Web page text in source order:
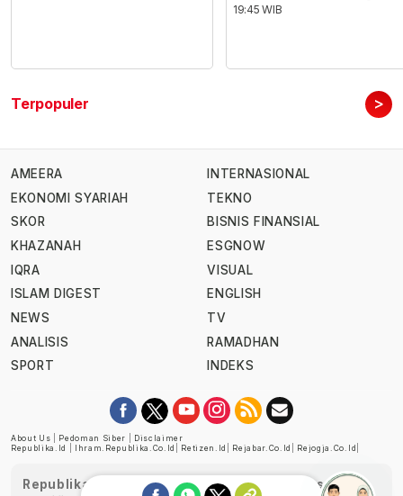
19:45 WIB
Terpopuler >
AMEERA
EKONOMI SYARIAH
SKOR
KHAZANAH
IQRA
ISLAM DIGEST
NEWS
ANALISIS
SPORT
INTERNASIONAL
TEKNO
BISNIS FINANSIAL
ESGNOW
VISUAL
ENGLISH
TV
RAMADHAN
INDEKS
About Us Pedoman Siber
Disclaimer
Republika.id
Ihram.republika.co.id Retizen.id Rejabar.co.id Rejogja.co.id
Republika telah diverifikasi oleh Dewan Pers